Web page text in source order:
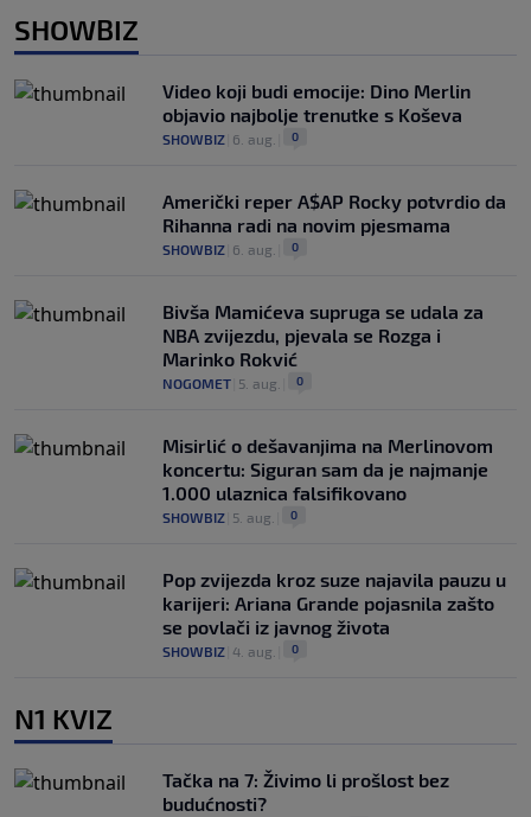
SHOWBIZ
Video koji budi emocije: Dino Merlin
objavio najbolje trenutke s Koševa
SHOWBIZ 6. aug. 0
Američki reper A$AP Rocky potvrdio da
Rihanna radi na novim pjesmama
SHOWBIZ 6. aug. 0
Bivša Mamićeva supruga se udala za
NBA zvijezdu, pjevala se Rozga i
Marinko Rokvić
NOGOMET 5. aug. 0
Misirlić o dešavanjima na Merlinovom
koncertu: Siguran sam da je najmanje
1.000 ulaznica falsifikovano
SHOWBIZ 5. aug. 0
Pop zvijezda kroz suze najavila pauzu u
karijeri: Ariana Grande pojasnila zašto
se povlači iz javnog života
SHOWBIZ 4. aug. 0
N1 KVIZ
Tačka na 7: Živimo li prošlost bez
budućnosti?